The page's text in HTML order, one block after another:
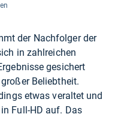
der Nachfolger der
in zahlreichen
gesichert
Beliebtheit.
etwas veraltet und
Full-HD auf. Das